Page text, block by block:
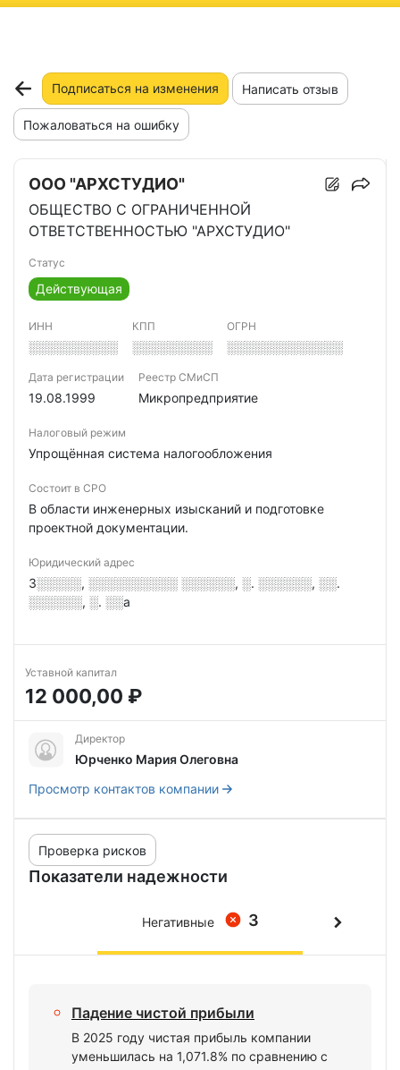
Подписаться на изменения Написать отзыв
Пожаловаться на ошибку
ООО "АРХСТУДИО"
ОБЩЕСТВО С ОГРАНИЧЕННОЙ
ОТВЕТСТВЕННОСТЬЮ "АРХСТУДИО"
Статус
Действующая
ИНН
░░░░░░░░░░
КПП
░░░░░░░░░
ОГРН
░░░░░░░░░░░░░
Дата регистрации
19.08.1999
Реестр СМиСП
Микропредприятие
Налоговый режим
Упрощённая система налогообложения
Состоит в СРО
В области инженерных изысканий и подготовке
проектной документации.
Юридический адрес
3░░░░░, ░░░░░░░░░░ ░░░░░░, ░. ░░░░░░, ░░.
░░░░░░, ░. ░░а
Уставной капитал
12 000,00 ₽
Директор
Юрченко Мария Олеговна
Просмотр контактов компании
Показатели надежности
Проверка рисков
3
Негативные
Падение чистой прибыли
В 2025 году чистая прибыль компании
уменьшилась на 1,071.8% по сравнению с